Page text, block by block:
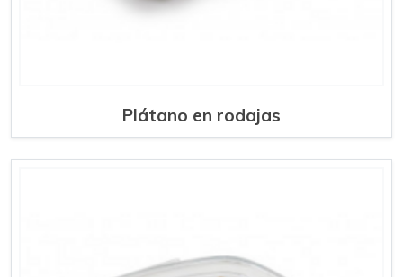
Plátano en rodajas